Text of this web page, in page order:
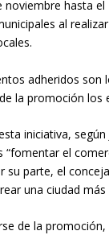
noviembre hasta
al
adheridos son
la promoción los
iniciativa,
“fomentar el
su parte, el
una ciudad más
de la